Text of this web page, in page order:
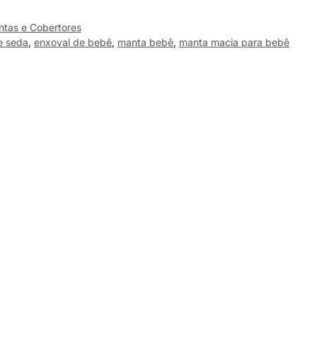
e Cobertores
seda, enxoval de bebê, manta bebê, manta macia para bebê